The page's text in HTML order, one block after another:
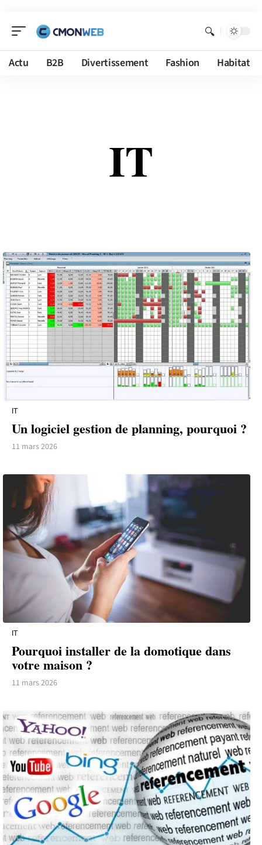
Actu B2B Divertissement Fashion Habitat
IT
IT
Un logiciel gestion de planning, pourquoi ?
11 mars 2026
IT
Pourquoi installer de la domotique dans
votre maison ?
11 mars 2026